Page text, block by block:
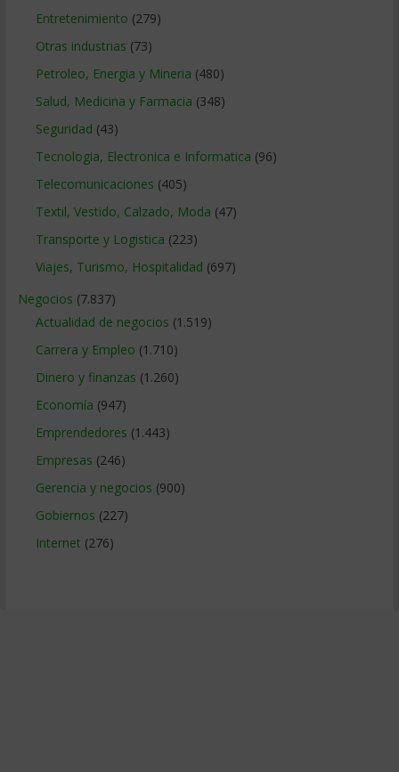
Entretenimiento (279)
Otras industrias (73)
Petroleo, Energia y Mineria (480)
Salud, Medicina y Farmacia (348)
Seguridad (43)
Tecnologia, Electronica e Informatica (96)
Telecomunicaciones (405)
Textil, Vestido, Calzado, Moda (47)
Transporte y Logistica (223)
Viajes, Turismo, Hospitalidad (697)
Negocios (7.837)
Actualidad de negocios (1.519)
Carrera y Empleo (1.710)
Dinero y finanzas (1.260)
Economía (947)
Emprendedores (1.443)
Empresas (246)
Gerencia y negocios (900)
Gobiernos (227)
Internet (276)